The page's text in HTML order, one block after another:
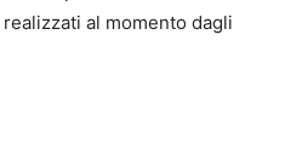
al momento dagli